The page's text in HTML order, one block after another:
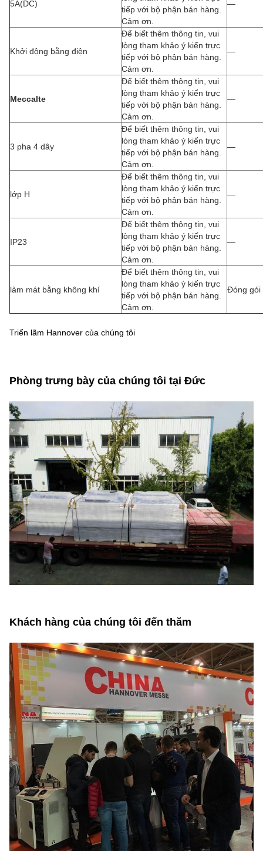
5A(DC)
tiếp với bộ phận bán hàng.
Cảm ơn.
—
Khởi động bằng điện
Để biết thêm thông tin, vui
lòng tham khảo ý kiến trực
tiếp với bộ phận bán hàng.
Cảm ơn.
—
Meccalte
Để biết thêm thông tin, vui
lòng tham khảo ý kiến trực
tiếp với bộ phận bán hàng.
Cảm ơn.
—
3 pha 4 dây
Để biết thêm thông tin, vui
lòng tham khảo ý kiến trực
tiếp với bộ phận bán hàng.
Cảm ơn.
—
lớp H
Để biết thêm thông tin, vui
lòng tham khảo ý kiến trực
tiếp với bộ phận bán hàng.
Cảm ơn.
—
IP23
Để biết thêm thông tin, vui
lòng tham khảo ý kiến trực
tiếp với bộ phận bán hàng.
Cảm ơn.
—
làm mát bằng không khí
Để biết thêm thông tin, vui
lòng tham khảo ý kiến trực
tiếp với bộ phận bán hàng.
Cảm ơn.
Đóng gói
Triển lãm Hannover của chúng tôi
Phòng trưng bày của chúng tôi tại Đức
Khách hàng của chúng tôi đến thăm